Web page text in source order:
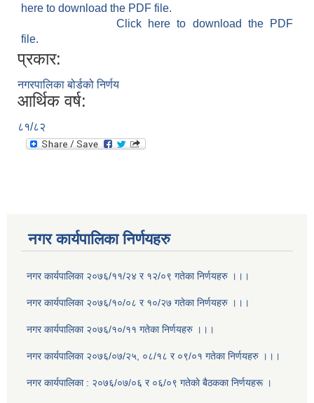
here to download the PDF file.
Click here to download the PDF
file.
प्रकार:
नगरपालिका बोर्डको निर्णय
आर्थिक वर्ष:
८१/८२
नगर कार्यपालिका निर्णयहरु
नगर कार्यपालिका २०७६/११/२४ र १२/०९ गतेका निर्णयहरु ।।।
नगर कार्यपालिका २०७६/१०/०८ र १०/२७ गतेका निर्णयहरु ।।।
नगर कार्यपालिका २०७६/१०/११ गतेका निर्णयहरु ।।।
नगर कार्यपालिका २०७६/०७/२५, ०८/१८ र ०९/०१ गतेका निर्णयहरु ।।।
नगर कार्यपालिका : २०७६/०७/०६ र ०६/०९ गतेकाे बैठकका निर्णयहरू ।